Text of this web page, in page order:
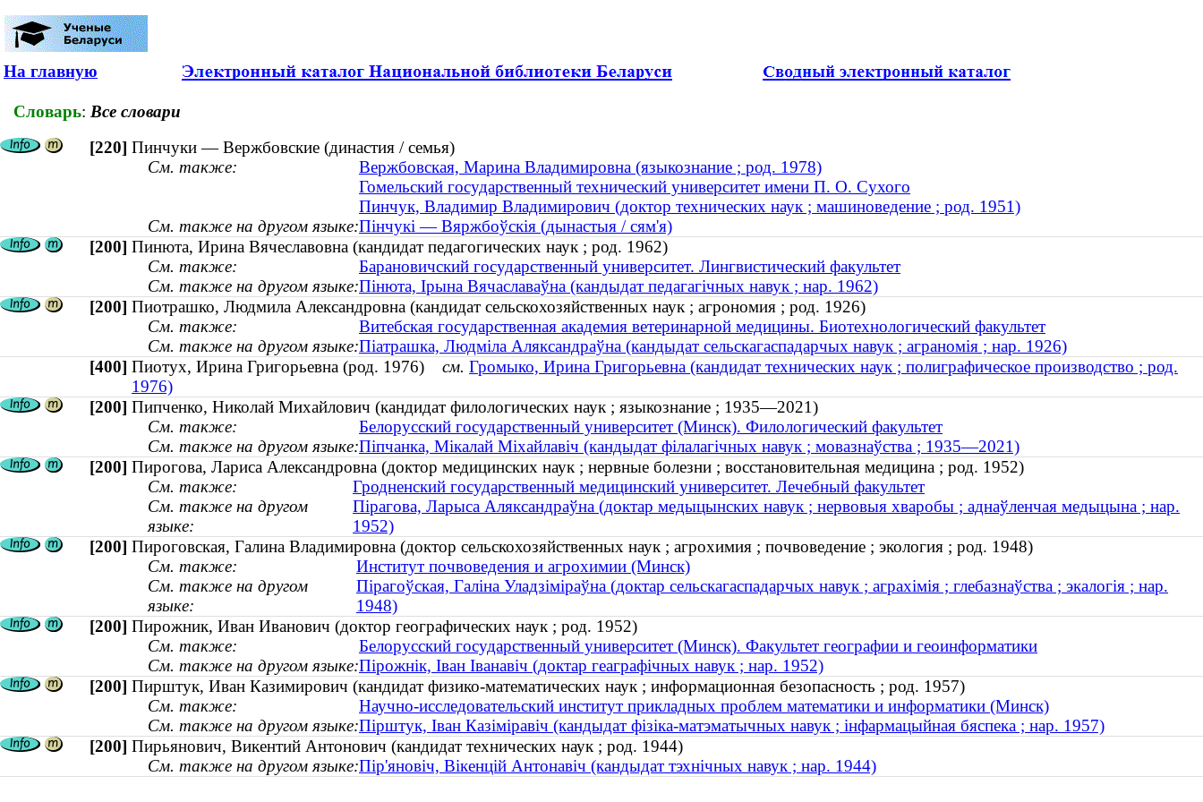
На главную
Словарь: Все словари
[220] Пинчуки — Вержбовские (династия / семья)
См. также:
Вержбовская, Марина Владимировна (языкознание ; род. 1978)
Гомельский государственный технический университет имени П. О. Сухого
Пинчук, Владимир Владимирович (доктор технических наук ; машиноведение ; род. 1951)
См. также на другом языке:Пінчукі — Вяржбоўскія (дынастыя / сям'я)
[200] Пинюта, Ирина Вячеславовна (кандидат педагогических наук ; род. 1962)
См. также:
Барановичский государственный университет. Лингвистический факультет
См. также на другом языке:Пінюта, Ірына Вячаславаўна (кандыдат педагагічных навук ; нар. 1962)
[200] Пиотрашко, Людмила Александровна (кандидат сельскохозяйственных наук ; агрономия ; род. 1926)
См. также:
Витебская государственная академия ветеринарной медицины. Биотехнологический факультет
См. также на другом языке:Піатрашка, Людміла Аляксандраўна (кандыдат сельскагаспадарчых навук ; аграномія ; нар. 1926)
[400] Пиотух, Ирина Григорьевна (род. 1976) см. Громыко, Ирина Григорьевна (кандидат технических наук ; полиграфическое производство ; род.
1976)
[200] Пипченко, Николай Михайлович (кандидат филологических наук ; языкознание ; 1935—2021)
См. также:
Белорусский государственный университет (Минск). Филологический факультет
См. также на другом языке:Піпчанка, Мікалай Міхайлавіч (кандыдат філалагічных навук ; мовазнаўства ; 1935—2021)
[200] Пирогова, Лариса Александровна (доктор медицинских наук ; нервные болезни ; восстановительная медицина ; род. 1952)
См. также:
Гродненский государственный медицинский университет. Лечебный факультет
См. также на другом
языке:
Пірагова, Ларыса Аляксандраўна (доктар медыцынских навук ; нервовыя хваробы ; аднаўленчая медыцына ; нар.
1952)
[200] Пироговская, Галина Владимировна (доктор сельскохозяйственных наук ; агрохимия ; почвоведение ; экология ; род. 1948)
См. также:
Институт почвоведения и агрохимии (Минск)
См. также на другом
языке:
Пірагоўская, Галіна Уладзіміраўна (доктар сельскагаспадарчых навук ; аграхімія ; глебазнаўства ; экалогія ; нар.
1948)
[200] Пирожник, Иван Иванович (доктор географических наук ; род. 1952)
См. также:
Белорусский государственный университет (Минск). Факультет географии и геоинформатики
См. также на другом языке:Пірожнік, Іван Іванавіч (доктар геаграфічных навук ; нар. 1952)
[200] Пирштук, Иван Казимирович (кандидат физико-математических наук ; информационная безопасность ; род. 1957)
См. также:
Научно-исследовательский институт прикладных проблем математики и информатики (Минск)
См. также на другом языке:Пiрштук, Iван Казiмiравiч (кандыдат фізіка-матэматычных навук ; інфармацыйная бяспека ; нар. 1957)
[200] Пирьянович, Викентий Антонович (кандидат технических наук ; род. 1944)
См. также на другом языке:Пір'яновіч, Вікенцій Антонавіч (кандыдат тэхнічных навук ; нар. 1944)